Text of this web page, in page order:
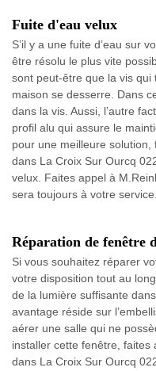
Fuite d'eau velux
S’il y a une fuite d’eau sur
être résolu le plus vite
sont peut-être que la vis
maison se desserre. Dans
dans la vis. Aussi, l’autre
profil alu qui assure le
pour une meilleure
dans La Croix Sur Ourcq
velux. Faites appel à
sera toujours à votre service.
Réparation de fenêtre
Si vous souhaitez réparer
votre disposition tout au
de la lumière suffisante
avantage réside sur
aérer une salle qui ne
installer cette fenêtre, faites
dans La Croix Sur Ourcq